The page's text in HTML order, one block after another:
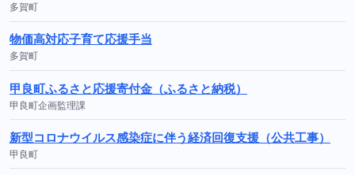
多賀町
物価高対応子育て応援手当
多賀町
甲良町ふるさと応援寄付金（ふるさと納税）
甲良町企画監理課
新型コロナウイルス感染症に伴う経済回復支援（公共工事）
甲良町